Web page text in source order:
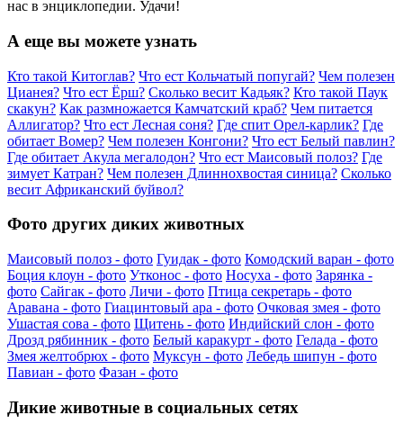
нас в энциклопедии. Удачи!
А еще вы можете узнать
Кто такой Китоглав? Что ест Кольчатый попугай? Чем полезен
Цианея? Что ест Ёрш? Сколько весит Кадьяк? Кто такой Паук
скакун? Как размножается Камчатский краб? Чем питается
Аллигатор? Что ест Лесная соня? Где спит Орел-карлик? Где
обитает Вомер? Чем полезен Конгони? Что ест Белый павлин?
Где обитает Акула мегалодон? Что ест Маисовый полоз? Где
зимует Катран? Чем полезен Длиннохвостая синица? Сколько
весит Африканский буйвол?
Фото других диких животных
Маисовый полоз - фото Гуидак - фото Комодский варан - фото
Боция клоун - фото Утконос - фото Носуха - фото Зарянка -
фото Сайгак - фото Личи - фото Птица секретарь - фото
Аравана - фото Гиацинтовый ара - фото Очковая змея - фото
Ушастая сова - фото Щитень - фото Индийский слон - фото
Дрозд рябинник - фото Белый каракурт - фото Гелада - фото
Змея желтобрюх - фото Муксун - фото Лебедь шипун - фото
Павиан - фото Фазан - фото
Дикие животные в социальных сетях